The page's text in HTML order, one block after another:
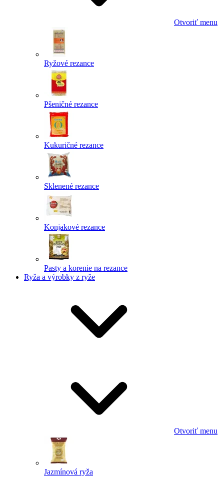
Otvoriť menu
Ryžové rezance
Pšeničné rezance
Kukuričné rezance
Sklenené rezance
Konjakové rezance
Pasty a korenie na rezance
Ryža a výrobky z ryže
Otvoriť menu
Jazmínová ryža